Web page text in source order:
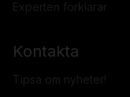
Experten förklarar
Kontakta
Tipsa om nyheter!